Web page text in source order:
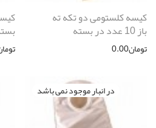
کیسه کلستومی دو تکه ته
باز 10 عدد در بسته
تومان0.00
بسته 60